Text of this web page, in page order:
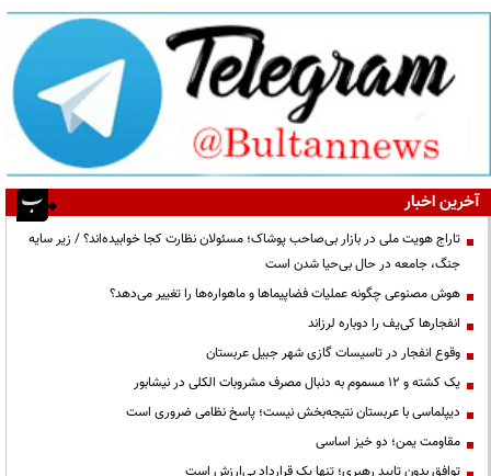
آخرین اخبار
تاراج هویت ملی در بازار بی‌صاحب پوشاک؛ مسئولان نظارت کجا خوابیده‌اند؟ / زیر سایه
جنگ، جامعه در حال بی‌حیا شدن است
هوش مصنوعی چگونه عملیات فضاپیماها و ماهواره‌ها را تغییر می‌دهد؟
انفجارها کی‌یف را دوباره لرزاند
وقوع انفجار در تاسیسات گازی شهر جبیل عربستان
یک کشته و ۱۲ مسموم به دنبال مصرف مشروبات الکلی در نیشابور
دیپلماسی با عربستان نتیجه‌بخش نیست؛ پاسخ نظامی ضروری است
مقاومت یمن؛ دو خیز اساسی
توافقِ بدونِ تاییدِ رهبری؛ تنها یک قراردادِ بی‌ارزش است